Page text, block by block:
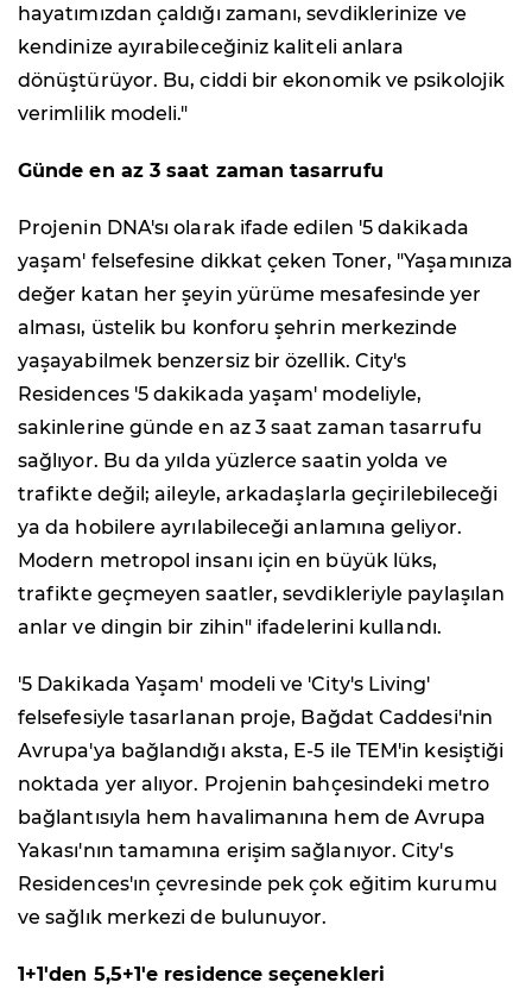
hayatımızdan çaldığı zamanı, sevdiklerinize ve
kendinize ayırabileceğiniz kaliteli anlara
dönüştürüyor. Bu, ciddi bir ekonomik ve psikolojik
verimlilik modeli."
Günde en az 3 saat zaman tasarrufu
Projenin DNA'sı olarak ifade edilen '5 dakikada
yaşam' felsefesine dikkat çeken Toner, "Yaşamınıza
değer katan her şeyin yürüme mesafesinde yer
alması, üstelik bu konforu şehrin merkezinde
yaşayabilmek benzersiz bir özellik. City's
Residences '5 dakikada yaşam' modeliyle,
sakinlerine günde en az 3 saat zaman tasarrufu
sağlıyor. Bu da yılda yüzlerce saatin yolda ve
trafikte değil; aileyle, arkadaşlarla geçirilebileceği
ya da hobilere ayrılabileceği anlamına geliyor.
Modern metropol insanı için en büyük lüks,
trafikte geçmeyen saatler, sevdikleriyle paylaşılan
anlar ve dingin bir zihin" ifadelerini kullandı.
'5 Dakikada Yaşam' modeli ve 'City's Living'
felsefesiyle tasarlanan proje, Bağdat Caddesi'nin
Avrupa'ya bağlandığı aksta, E-5 ile TEM'in kesiştiği
noktada yer alıyor. Projenin bahçesindeki metro
bağlantısıyla hem havalimanına hem de Avrupa
Yakası'nın tamamına erişim sağlanıyor. City's
Residences'ın çevresinde pek çok eğitim kurumu
ve sağlık merkezi de bulunuyor.
1+1'den 5,5+1'e residence seçenekleri